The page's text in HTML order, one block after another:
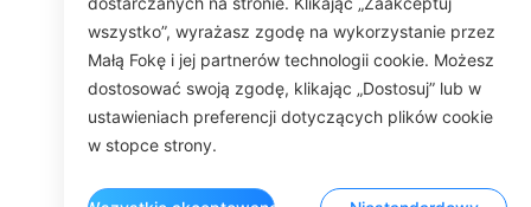
ROOM
wszystko”, wyrażasz zgodę na wykorzystanie przez
Małą Fokę i jej partnerów technologii cookie. Możesz
dostosować swoją zgodę, klikając „Dostosuj” lub w
ustawieniach preferencji dotyczących plików cookie
w stopce strony.